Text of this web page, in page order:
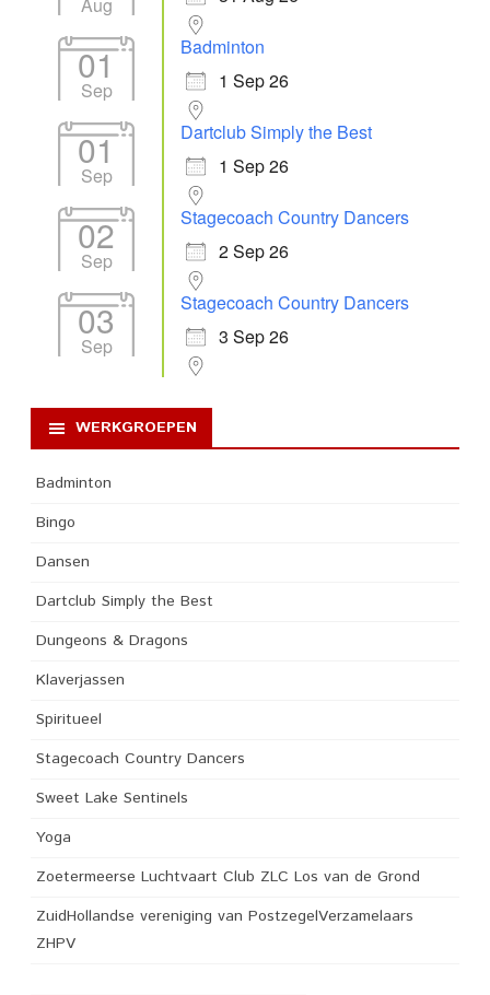
01
Sep
Badminton
1 Sep 26
01
Sep
Dartclub Simply the Best
1 Sep 26
02
Sep
Stagecoach Country Dancers
2 Sep 26
03
Sep
Stagecoach Country Dancers
3 Sep 26
WERKGROEPEN
Badminton
Bingo
Dansen
Dartclub Simply the Best
Dungeons & Dragons
Klaverjassen
Spiritueel
Stagecoach Country Dancers
Sweet Lake Sentinels
Yoga
Zoetermeerse Luchtvaart Club ZLC Los van de Grond
ZuidHollandse vereniging van PostzegelVerzamelaars
ZHPV